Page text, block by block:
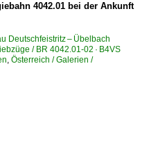
4042.01 bei der Ankunft
Deutschfeistritz – Übelbach
/ BR 4042.01-02 · B4VS
, Österreich / Galerien /